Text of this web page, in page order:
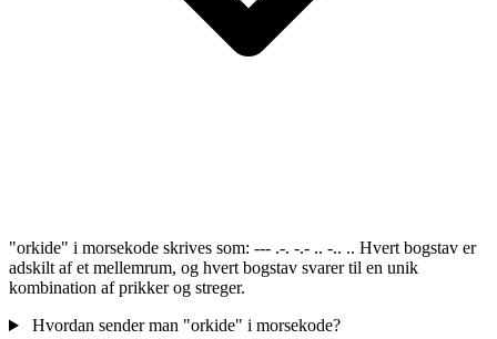
"orkide" i morsekode skrives som: --- .-. -.- .. -.. .. Hvert bogstav er
adskilt af et mellemrum, og hvert bogstav svarer til en unik
kombination af prikker og streger.
Hvordan sender man "orkide" i morsekode?